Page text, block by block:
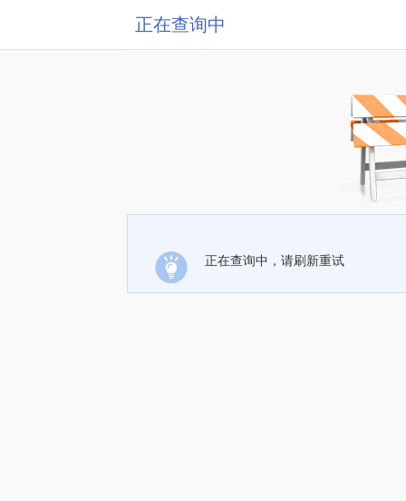
正在查询中
正在查询中，请刷新重试